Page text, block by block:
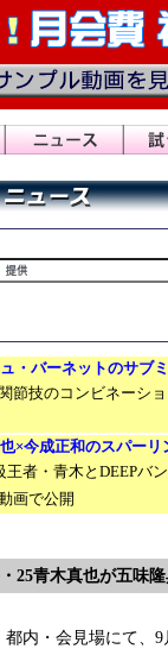
・バーネットのサブ
節技のコンビネーシ
×今成正和のスパーリ
王者・青木とDEEPバ
画で公開
・25青木真也が五味
内・会見場にて、